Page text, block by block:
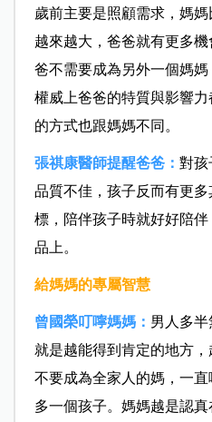
歲前主要是照顧需求，媽
越來越大，爸爸就有更多
爸不需要成為另外一個媽媽
權威上爸爸的特質與影響
的方式也跟媽媽不同。
張祺康醫師提醒爸爸： 對孩
品質不佳，孩子反而有更
標，陪伴孩子時就好好陪
品上。
給媽媽的專屬智慧
曾國榮叮嚀媽媽： 男人多半
就是越能得到肯定的地方
不要成為全家人的媽，一
多一個孩子。媽媽越是認